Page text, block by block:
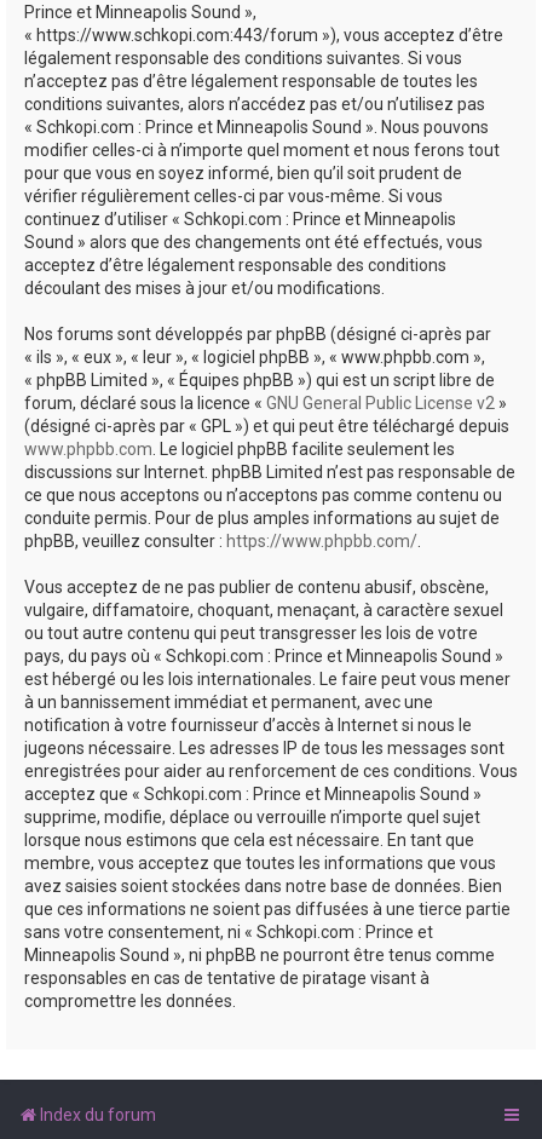
Prince et Minneapolis Sound »,
« https://www.schkopi.com:443/forum »), vous acceptez d’être
légalement responsable des conditions suivantes. Si vous
n’acceptez pas d’être légalement responsable de toutes les
conditions suivantes, alors n’accédez pas et/ou n’utilisez pas
« Schkopi.com : Prince et Minneapolis Sound ». Nous pouvons
modifier celles-ci à n’importe quel moment et nous ferons tout
pour que vous en soyez informé, bien qu’il soit prudent de
vérifier régulièrement celles-ci par vous-même. Si vous
continuez d’utiliser « Schkopi.com : Prince et Minneapolis
Sound » alors que des changements ont été effectués, vous
acceptez d’être légalement responsable des conditions
découlant des mises à jour et/ou modifications.
Nos forums sont développés par phpBB (désigné ci-après par
« ils », « eux », « leur », « logiciel phpBB », « www.phpbb.com »,
« phpBB Limited », « Équipes phpBB ») qui est un script libre de
forum, déclaré sous la licence « GNU General Public License v2 »
(désigné ci-après par « GPL ») et qui peut être téléchargé depuis
www.phpbb.com . Le logiciel phpBB facilite seulement les
discussions sur Internet. phpBB Limited n’est pas responsable de
ce que nous acceptons ou n’acceptons pas comme contenu ou
conduite permis. Pour de plus amples informations au sujet de
phpBB, veuillez consulter : https://www.phpbb.com/
Vous acceptez de ne pas publier de contenu abusif, obscène,
vulgaire, diffamatoire, choquant, menaçant, à caractère sexuel
ou tout autre contenu qui peut transgresser les lois de votre
pays, du pays où « Schkopi.com : Prince et Minneapolis Sound »
est hébergé ou les lois internationales. Le faire peut vous mener
à un bannissement immédiat et permanent, avec une
notification à votre fournisseur d’accès à Internet si nous le
jugeons nécessaire. Les adresses IP de tous les messages sont
enregistrées pour aider au renforcement de ces conditions. Vous
acceptez que « Schkopi.com : Prince et Minneapolis Sound »
supprime, modifie, déplace ou verrouille n’importe quel sujet
lorsque nous estimons que cela est nécessaire. En tant que
membre, vous acceptez que toutes les informations que vous
avez saisies soient stockées dans notre base de données. Bien
que ces informations ne soient pas diffusées à une tierce partie
sans votre consentement, ni « Schkopi.com : Prince et
Minneapolis Sound », ni phpBB ne pourront être tenus comme
responsables en cas de tentative de piratage visant à
compromettre les données.
Index du forum